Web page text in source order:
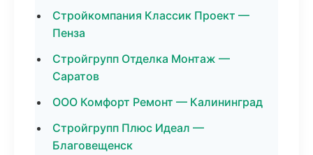
Стройкомпания Классик Проект —
Пенза
Стройгрупп Отделка Монтаж —
Саратов
ООО Комфорт Ремонт — Калининград
Стройгрупп Плюс Идеал —
Благовещенск